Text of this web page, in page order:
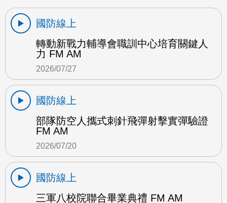
國防線上
轉動新戰力輔導會職訓中心培育關鍵人
力 FM AM
2026/07/27
國防線上
部隊防空人攜式刺針飛彈射擊實彈驗證
FM AM
2026/07/20
國防線上
三軍八校院聯合畢業典禮 FM AM